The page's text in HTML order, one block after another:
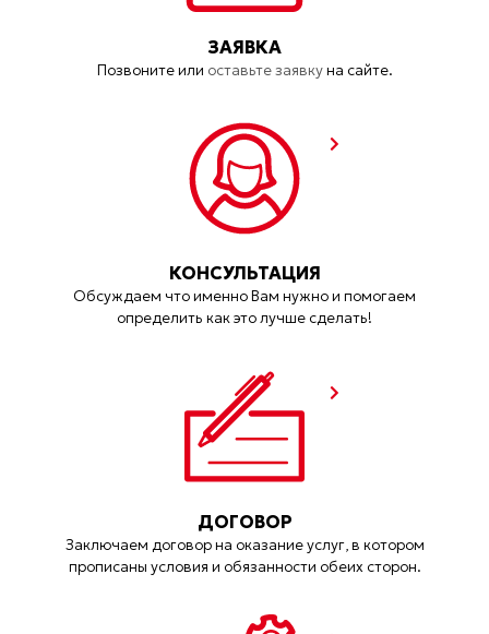
ЗАЯВКА
Позвоните или оставьте заявкуна сайте.
КОНСУЛЬТАЦИЯ
Обсуждаем что именно Вам нужно и помогаем
определить как это лучше сделать!
ДОГОВОР
Заключаем договор на оказание услуг, в котором
прописаны условия и обязанности обеих сторон.